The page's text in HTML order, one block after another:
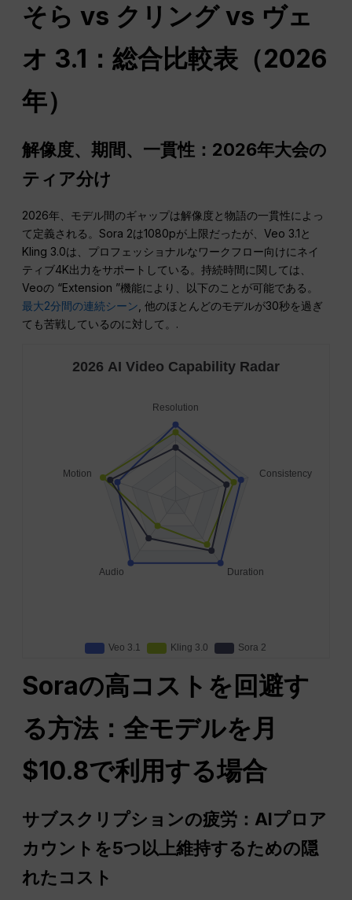
そら vs クリング vs ヴェ
オ 3.1：総合比較表（2026
年）
解像度、期間、一貫性：2026年大会の
ティア分け
2026年、モデル間のギャップは解像度と物語の一貫性によっ
て定義される。Sora 2は1080pが上限だったが、Veo 3.1と
Kling 3.0は、プロフェッショナルなワークフロー向けにネイ
ティブ4K出力をサポートしている。持続時間に関しては、
Veoの “Extension ”機能により、以下のことが可能である。
最大2分間の連続シーン , 他のほとんどのモデルが30秒を過ぎ
ても苦戦しているのに対して。.
Soraの高コストを回避す
る方法：全モデルを月
$10.8で利用する場合
サブスクリプションの疲労：AIプロア
カウントを5つ以上維持するための隠
れたコスト